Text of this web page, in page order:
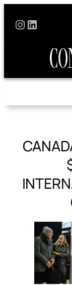
Skip
Instagram
LinkedIn